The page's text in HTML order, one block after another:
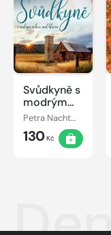
Svůdkyně s
modrým
nebem nadPetra Nachtmanová
130Kč